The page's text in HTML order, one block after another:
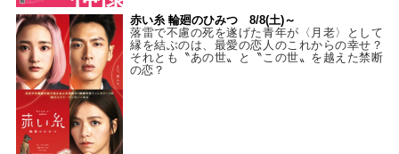
赤い糸 輪廻のひみつ 8/8(土)～
落雷で不慮の死を遂げた青年が〈月老〉として
縁を結ぶのは、最愛の恋人のこれからの幸せ？
それとも〝あの世〟と〝この世〟を越えた禁断
の恋？